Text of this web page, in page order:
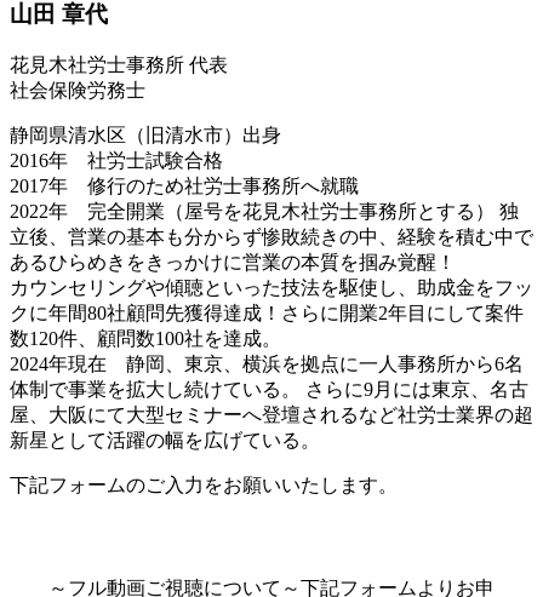
山田 章代
花見木社労士事務所 代表
社会保険労務士
静岡県清水区（旧清水市）出身
2016年 社労士試験合格
2017年 修行のため社労士事務所へ就職
2022年 完全開業（屋号を花見木社労士事務所とする） 独
立後、営業の基本も分からず惨敗続きの中、経験を積む中で
あるひらめきをきっかけに営業の本質を掴み覚醒！
カウンセリングや傾聴といった技法を駆使し、助成金をフッ
クに年間80社顧問先獲得達成！さらに開業2年目にして案件
数120件、顧問数100社を達成。
2024年現在 静岡、東京、横浜を拠点に一人事務所から6名
体制で事業を拡大し続けている。 さらに9月には東京、名古
屋、大阪にて大型セミナーへ登壇されるなど社労士業界の超
新星として活躍の幅を広げている。
下記フォームのご入力をお願いいたします。